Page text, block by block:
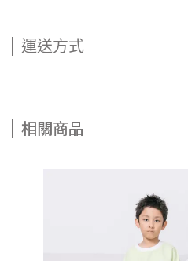
運送方式
相關商品